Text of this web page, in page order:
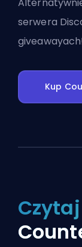
serwera
giveawayach!
Kup